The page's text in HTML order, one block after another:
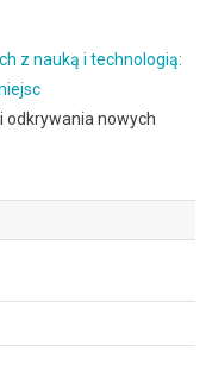
z nauką i technologią:
odkrywania nowych